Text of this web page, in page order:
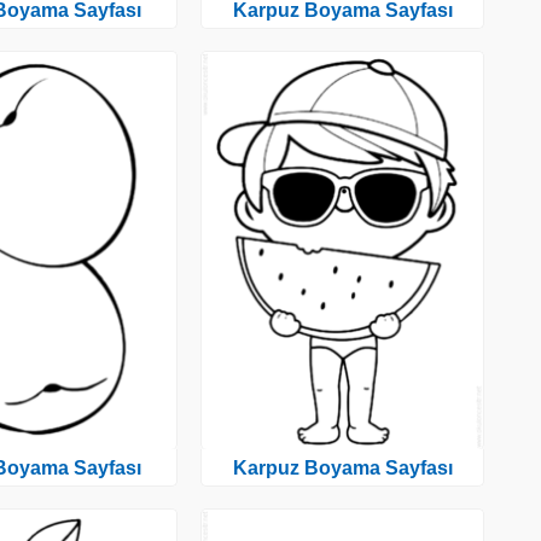
Sayfası
Sayfası
Karpuz Boyama Sayfası
Karpuz Boyama Sayfası